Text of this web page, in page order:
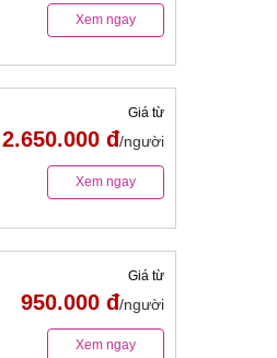
Xem ngay
Giá từ
2.650.000 đ/người
Xem ngay
Giá từ
950.000 đ/người
Xem ngay